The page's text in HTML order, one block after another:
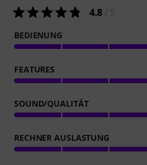
4.8
BEDIENUNG
FEATURES
SOUND/QUALITÄT
RECHNER AUSLASTUNG